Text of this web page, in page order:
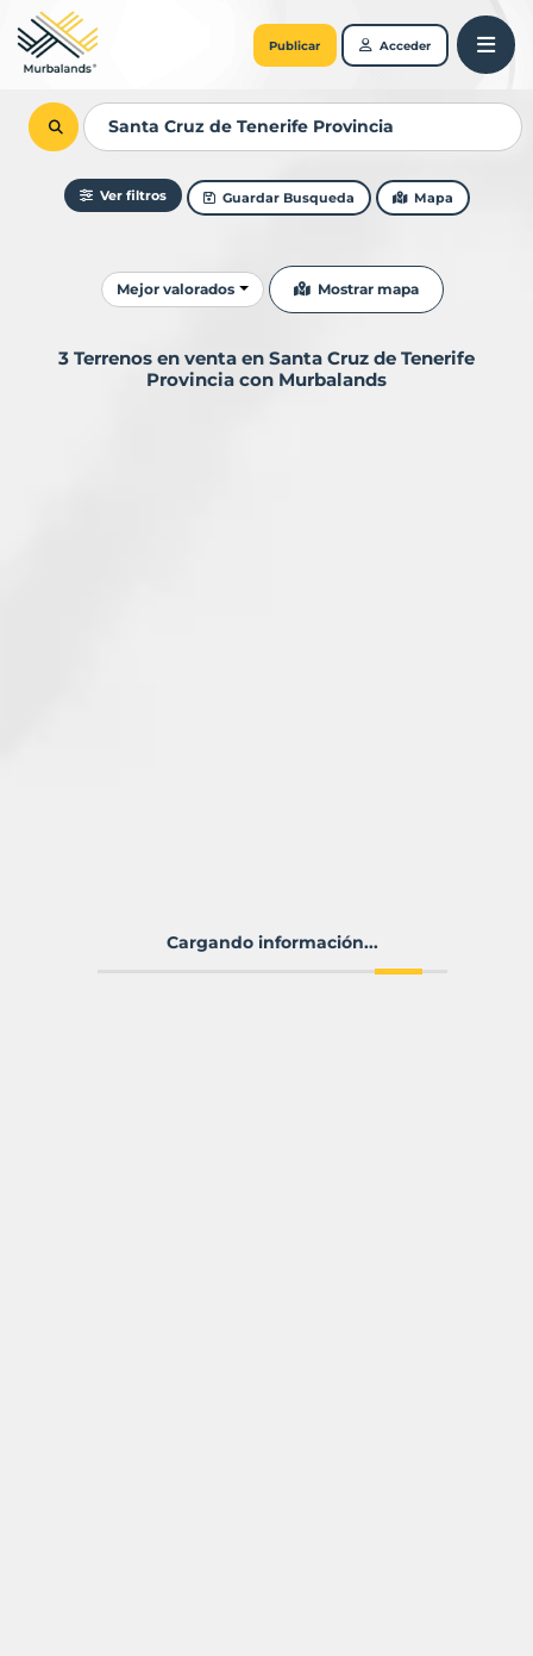
Publicar Acceder
Ver filtros Guardar Busqueda Mapa
Ordenar resultados
Mejor valorados Mostrar mapa
3 Terrenos en venta en Santa Cruz de Tenerife
Provincia con Murbalands
Cargando información...